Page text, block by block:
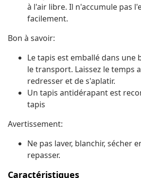
à l'air libre. Il n'accumule pas
facilement.
Bon à savoir:
Le tapis est emballé dans
le transport. Laissez le temps
redresser et de s'aplatir.
Un tapis antidérapant est
tapis
Avertissement:
Ne pas laver, blanchir, sécher
repasser.
Caractéristiques